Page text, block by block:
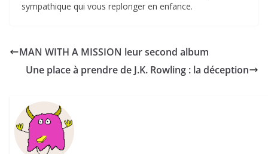
sympathique qui vous replonger en enfance.
MAN WITH A MISSION leur second album
Une place à prendre de J.K. Rowling : la déception